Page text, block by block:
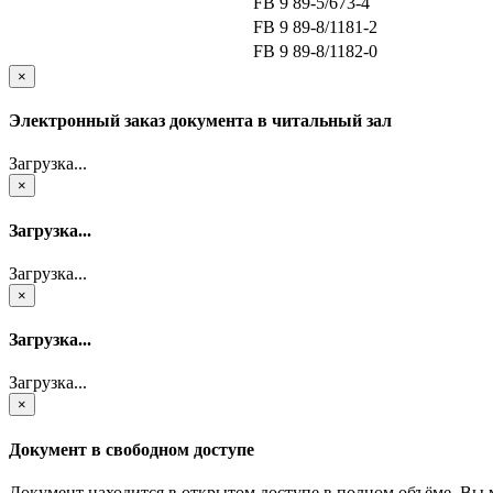
FB 9 89-8/1181-2
FB 9 89-8/1182-0
×
Электронный заказ документа в читальный зал
Загрузка...
×
Загрузка...
Загрузка...
×
Загрузка...
Загрузка...
×
Документ в свободном доступе